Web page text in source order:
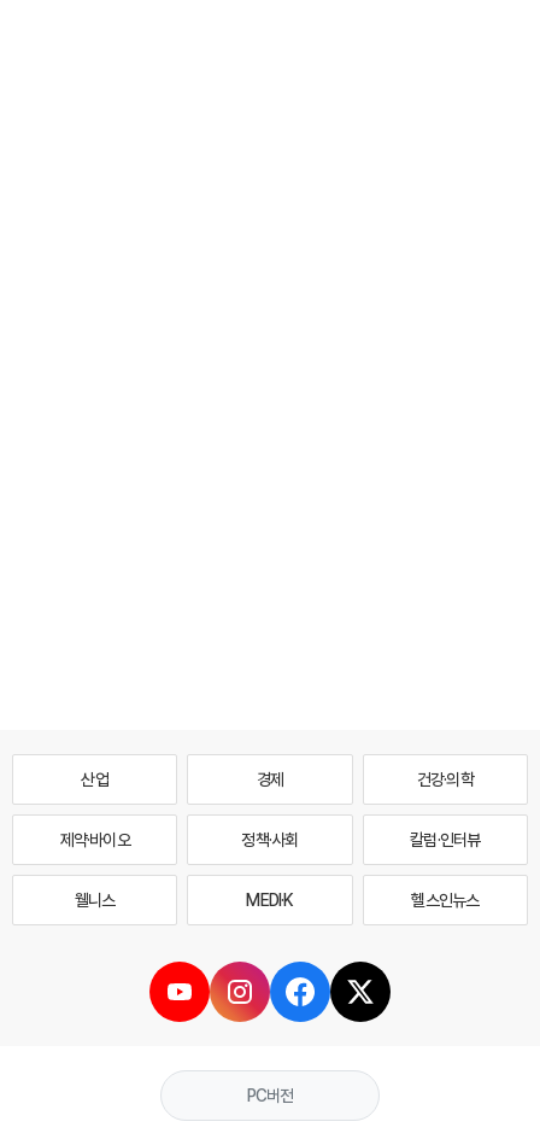
산업 경제 건강·의학
제약·바이오 정책·사회 칼럼·인터뷰
웰니스 MEDI·K 헬스인뉴스
PC버전